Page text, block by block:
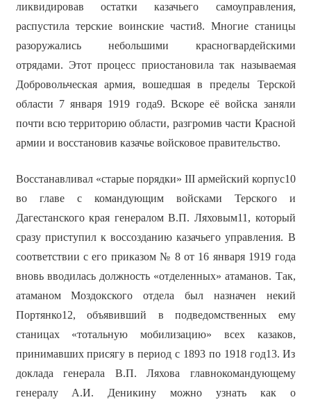
ликвидировав остатки казачьего самоуправления,
распустила терские воинские части8. Многие станицы
разоружались небольшими красногвардейскими
отрядами. Этот процесс приостановила так называемая
Добровольческая армия, вошедшая в пределы Терской
области 7 января 1919 года9. Вскоре её войска заняли
почти всю территорию области, разгромив части Красной
армии и восстановив казачье войсковое правительство.
Восстанавливал «старые порядки» III армейский корпус10
во главе с командующим войсками Терского и
Дагестанского края генералом В.П. Ляховым11, который
сразу приступил к воссозданию казачьего управления. В
соответствии с его приказом № 8 от 16 января 1919 года
вновь вводилась должность «отделенных» атаманов. Так,
атаманом Моздокского отдела был назначен некий
Портянко12, объявивший в подведомственных ему
станицах «тотальную мобилизацию» всех казаков,
принимавших присягу в период с 1893 по 1918 год13. Из
доклада генерала В.П. Ляхова главнокомандующему
генералу А.И. Деникину можно узнать как о